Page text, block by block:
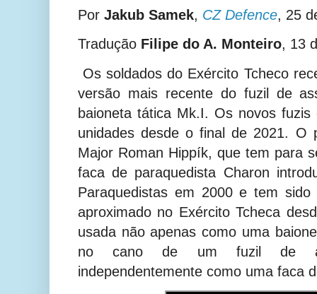
Por Jakub Samek, CZ Defence, 25
Tradução Filipe do A. Monteiro, 13
Os soldados do Exército Tcheco
versão mais recente do fuzil de
baioneta tática Mk.I. Os novos
unidades desde o final de 2021. O
Major Roman Hippík, que tem para
faca de paraquedista Charon
Paraquedistas em 2000 e tem
aproximado no Exército Tcheca
usada não apenas como uma
no cano de um fuzil de
independentemente como uma faca